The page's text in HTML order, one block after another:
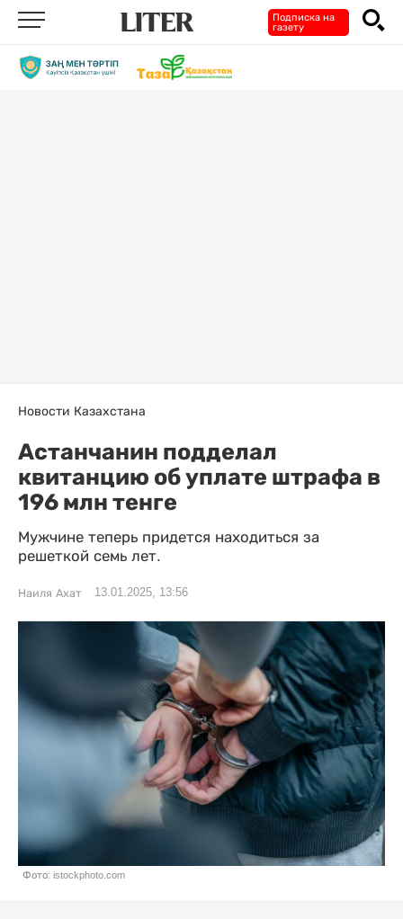
Подписка на
газету
Новости Казахстана
Астанчанин подделал
квитанцию об уплате штрафа в
196 млн тенге
Мужчине теперь придется находиться за
решеткой семь лет.
Наиля Ахат 13.01.2025, 13:56
Фото: istockphoto.com